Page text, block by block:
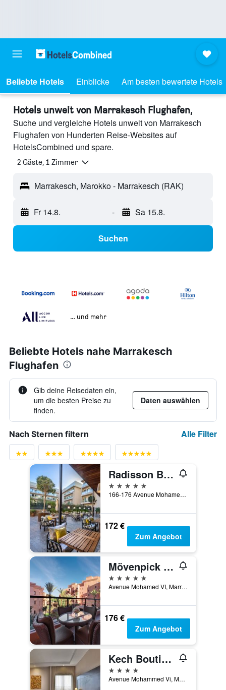
Beliebte Hotels Einblicke Am besten bewertete Hotels
Hotels unweit von Marrakesch Flughafen,
Suche und vergleiche Hotels unweit von Marrakesch
Flughafen von Hunderten Reise-Websites auf
HotelsCombined und spare.
2 Gäste, 1 Zimmer
Marrakesch, Marokko - Marrakesch (RAK)
Fr 14.8. - Sa 15.8.
Suchen
… und mehr
Beliebte Hotels nahe Marrakesch
Flughafen
Gib deine Reisedaten ein,
um die besten Preise zu
finden.
Daten auswählen
Nach Sternen filtern Alle Filter
Radisson Blu Hotel, Marrakech Carre Eden
5 Sterne
166-176 Avenue Mohamed V, Marrakesch, Marokko
172 €
Zum Angebot
Mövenpick Marrakech
5 Sterne
Avenue Mohamed VI, Marrakesch, Marokko
176 €
Zum Angebot
Kech Boutique Hotel & Spa
4 Sterne
Avenue Mohammed Vi, Marrakesch, Marokko